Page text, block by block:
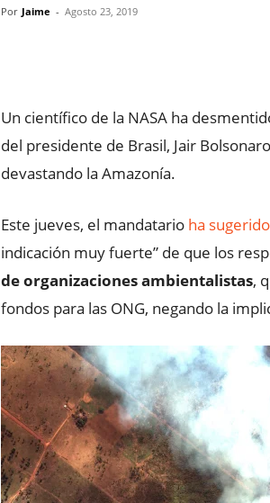
Por Jaime - Agosto 23, 2019
Un científico de la NASA ha
del presidente de Brasil, Jair
devastando la Amazonía.
Este jueves, el mandatario ha sugerido
indicación muy fuerte” de que los
de organizaciones ambientalistas,
fondos para las ONG, negando la